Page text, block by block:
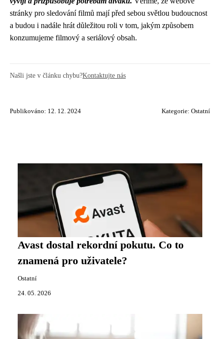
stránky pro sledování filmů mají před sebou světlou budoucnost
a budou i nadále hrát důležitou roli v tom, jakým způsobem
konzumujeme filmový a seriálový obsah.
Našli jste v článku chybu?Kontaktujte nás
Publikováno: 12. 12. 2024 Kategorie: Ostatní
Avast dostal rekordní pokutu. Co to
znamená pro uživatele?
Ostatní
24. 05. 2026